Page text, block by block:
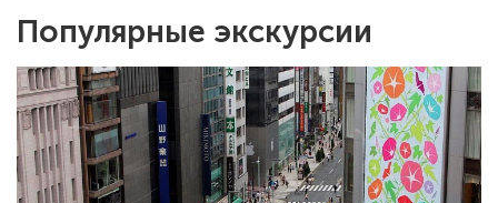
Популярные экскурсии